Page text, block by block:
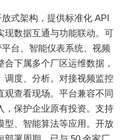
式架构，提供标准化 API
现数据互通与功能联动。可
台、智能仪表系统、视频
下属多个厂区运维数据，
调度、分析。对接视频监控
观查看现场。平台兼容不同
，保护企业原有投资。支持
型、智能算法等应用。开放